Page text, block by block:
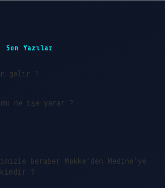
Son Yazılar
gelir ?
ne işe yarar ?
beraber Mekke’den Medine’ye
?